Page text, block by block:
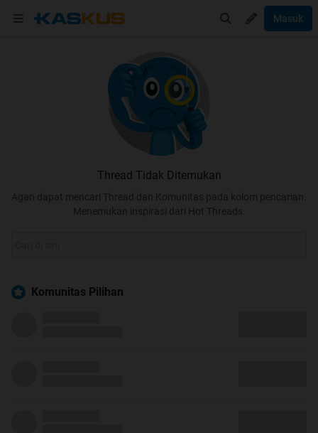
Masuk
Thread Tidak Ditemukan
Agan dapat mencari Thread dan Komunitas pada kolom pencarian.
Menemukan inspirasi dari Hot Threads.
Komunitas Pilihan